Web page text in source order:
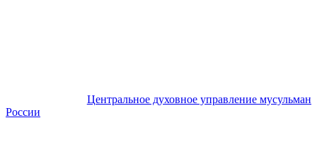
Центральное духовное управление мусульман
России